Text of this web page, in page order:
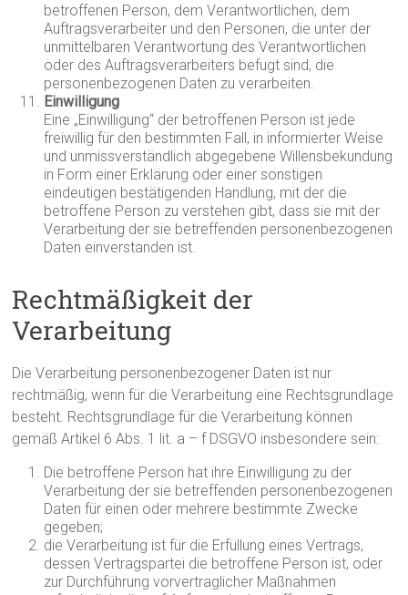
betroffenen Person, dem Verantwortlichen, dem
Auftragsverarbeiter und den Personen, die unter der
unmittelbaren Verantwortung des Verantwortlichen
oder des Auftragsverarbeiters befugt sind, die
personenbezogenen Daten zu verarbeiten.
Einwilligung
Eine „Einwilligung“ der betroffenen Person ist jede
freiwillig für den bestimmten Fall, in informierter Weise
und unmissverständlich abgegebene Willensbekundung
in Form einer Erklärung oder einer sonstigen
eindeutigen bestätigenden Handlung, mit der die
betroffene Person zu verstehen gibt, dass sie mit der
Verarbeitung der sie betreffenden personenbezogenen
Daten einverstanden ist.
Rechtmäßigkeit der
Verarbeitung
Die Verarbeitung personenbezogener Daten ist nur
rechtmäßig, wenn für die Verarbeitung eine Rechtsgrundlage
besteht. Rechtsgrundlage für die Verarbeitung können
gemäß Artikel 6 Abs. 1 lit. a – f DSGVO insbesondere sein:
Die betroffene Person hat ihre Einwilligung zu der
Verarbeitung der sie betreffenden personenbezogenen
Daten für einen oder mehrere bestimmte Zwecke
gegeben;
die Verarbeitung ist für die Erfüllung eines Vertrags,
dessen Vertragspartei die betroffene Person ist, oder
zur Durchführung vorvertraglicher Maßnahmen